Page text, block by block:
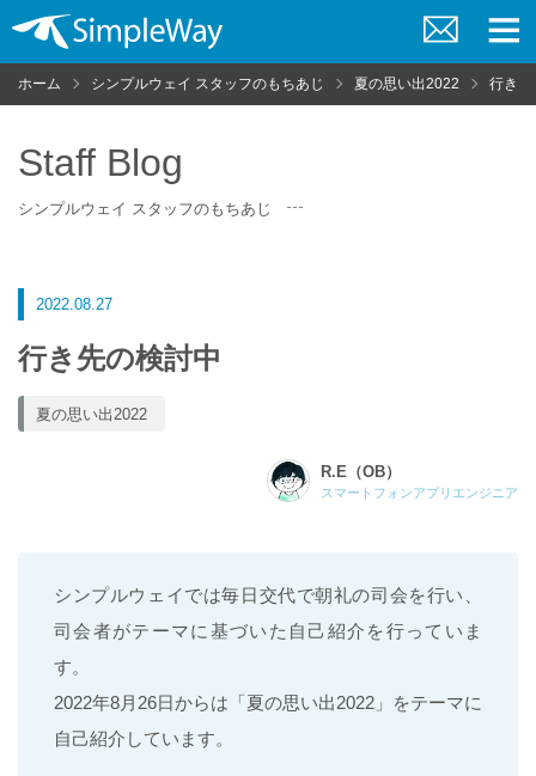
問
い
ニ
ュ
ホーム シンプルウェイ スタッフのもちあじ 夏の思い出2022 行き先
Staff Blog
シンプルウェイ スタッフのもちあじ
2022.08.27
行き先の検討中
夏の思い出2022
R.E（OB）
スマートフォンアプリエンジニア
シンプルウェイでは毎日交代で朝礼の司会を行い、
司会者がテーマに基づいた自己紹介を行っていま
す。
2022年8月26日からは「夏の思い出2022」をテーマに
自己紹介しています。